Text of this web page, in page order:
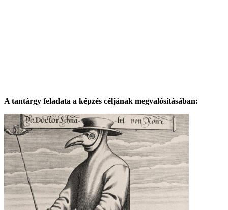
A tantárgy feladata a képzés céljának megvalósításában: